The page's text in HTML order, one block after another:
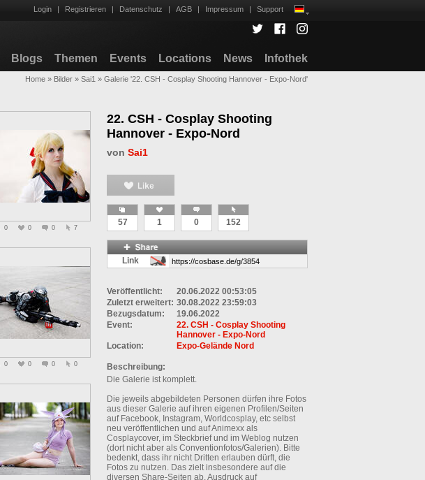
Login | Registrieren | Datenschutz | AGB | Impressum | Support
Blogs Themen Events Locations News Infothek
Home » Bilder » Sai1 » Galerie '22. CSH - Cosplay Shooting Hannover - Expo-Nord'
22. CSH - Cosplay Shooting
Hannover - Expo-Nord
von Sai1
57 1 0 152
Link
Veröffentlicht:
20.06.2022 00:53:05
Zuletzt erweitert: 30.08.2022 23:59:03
Bezugsdatum:
19.06.2022
Event:
22. CSH - Cosplay Shooting
Hannover - Expo-Nord
Location:
Expo-Gelände Nord
Beschreibung:
Die Galerie ist komplett.
Die jeweils abgebildeten Personen dürfen ihre Fotos
aus dieser Galerie auf ihren eigenen Profilen/Seiten
auf Facebook, Instagram, Worldcosplay, etc selbst
neu veröffentlichen und auf Animexx als
Cosplaycover, im Steckbrief und im Weblog nutzen
(dort nicht aber als Conventionfotos/Galerien). Bitte
bedenkt, dass ihr nicht Dritten erlauben dürft, die
Fotos zu nutzen. Das zielt insbesondere auf die
diversen Share-Seiten ab. Ausdruck auf
0 0 0 7
0 0 0 0